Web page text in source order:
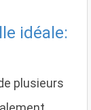
idéale:
plusieurs